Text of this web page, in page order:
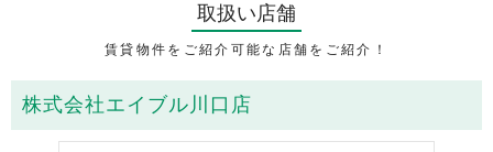
取扱い店舗
賃貸物件をご紹介可能な店舗をご紹介！
株式会社エイブル川口店